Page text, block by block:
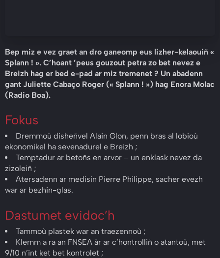
Bep miz e vez graet an dro ganeomp eus lizher-kelaouiñ «
Splann ! ». C’hoant ’peus gouzout petra zo bet nevez e
Breizh hag er bed e-pad ar miz tremenet ? Un abadenn
gant Juliette Cabaço Roger (« Splann ! ») hag Enora Molac
(Radio Boa).
Fokus
Dremmoù disheñvel Alain Glon, penn bras al lobioù
ekonomikel ha sevenadurel e Breizh ;
Temptadur ar betoñs en arvor – un enklask nevez da
zizoleiñ ;
Atersadenn ar medisin Pierre Philippe, sacher evezh
war ar bezhin-glas.
Dastumet evidoc’h
Tammoù plastek war an traezennoù ;
Klemm a ra an FNSEA àr ar c’hontrolliñ o atantoù, met
9/10 n’int ket bet kontrolet ;